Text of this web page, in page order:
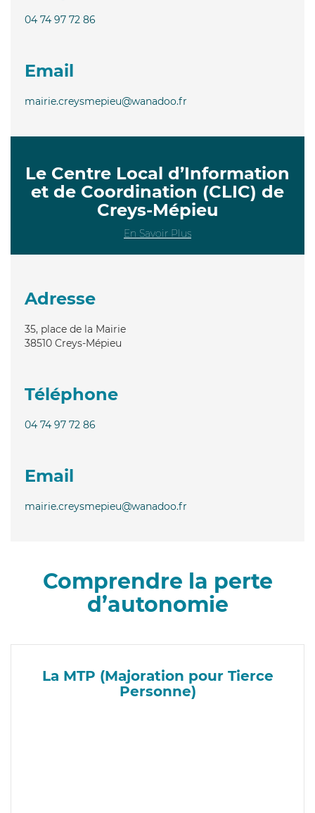
04 74 97 72 86
Email
mairie.creysmepieu@wanadoo.fr
Le Centre Local d’Information
et de Coordination (CLIC) de
Creys-Mépieu
En Savoir Plus
Adresse
35, place de la Mairie
38510 Creys-Mépieu
Téléphone
04 74 97 72 86
Email
mairie.creysmepieu@wanadoo.fr
Comprendre la perte
d’autonomie
La MTP (Majoration pour Tierce
Personne)